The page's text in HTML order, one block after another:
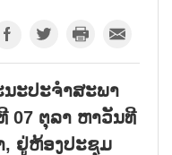
ນະປະຈຳສະພາ
07 ຕຸລາ ຫາວັນທີ
, ຢູ່ຫ້ອງປະຊຸມ